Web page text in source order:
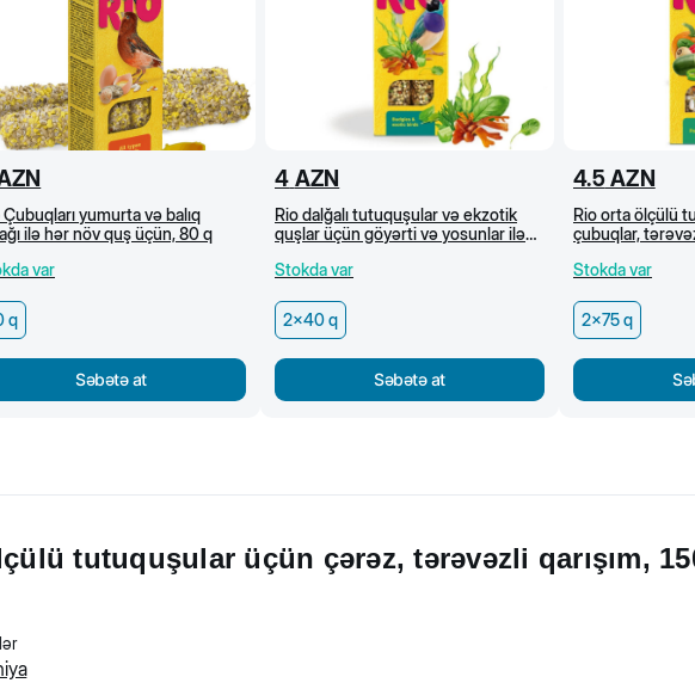
Çubuqları yumurta və balıq
ilə hər növ quş üçün, 80 q
var
q
Səbətə at
4 AZN
Rio dalğalı tutuquşular və ekzotik
quşlar üçün göyərti və yosunlar ilə
Stokda var
2x40 q
Səbətə at
4.5 AZN
Rio orta ölçülü
çubuqlar,
Stokda var
2x75 q
tutuquşular üçün çərəz, tərəvəzli qarışım,